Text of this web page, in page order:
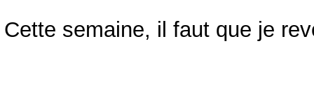
Cette semaine, il faut que je